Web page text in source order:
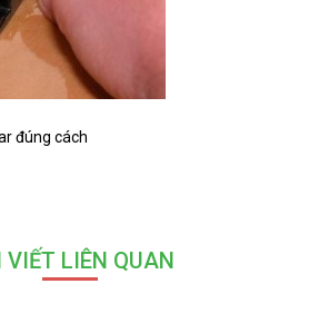
đúng cách
VIẾT LIÊN QUAN